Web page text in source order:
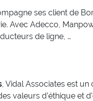
ses client de
Avec Adecco,
de ligne, …
, Vidal Associates est
valeurs d’éthique et